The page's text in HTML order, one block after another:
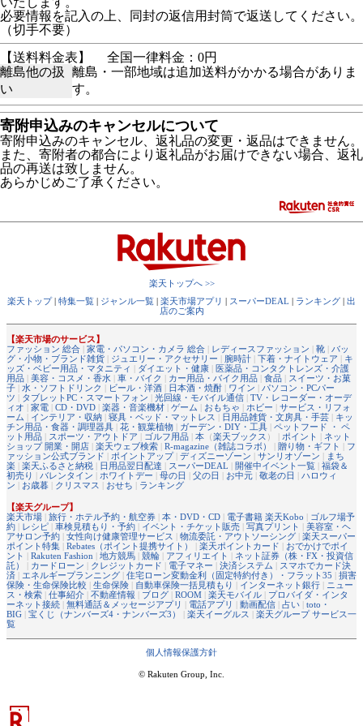
必要情報を記入の上、同封の返信用封筒で返送してください。
（切手不要）
【送料料金表】
全国一律料金：0円
離島他の扱
い
離島・一部地域は追加送料がかかる場合がありま
す。
寄附申込みのキャンセルについて
寄附申込みのキャンセル、返礼品の変更・返品はできません。
また、寄附者の都合により返礼品がお届けできない場合、返礼
品の再送は致しません。
あらかじめご了承ください。
楽天トップへ >>
楽天トップ| 特集一覧 | ジャンル一覧 | 楽天市場アプリ | スーパーDEAL | ランキング | 出
店のご案内
【楽天市場のサービス】
ファッション 総合 | 家電・パソコン・カメラ 総合 | レディースファッション | 靴 | バッ
グ・小物・ブランド雑貨 | ジュエリー・アクセサリー | 腕時計 | 下着・ナイトウェア | キ
ッズ・ベビー用品・マタニティ | ダイエット・健康 | 医薬品・コンタクトレンズ・介護
用品 | 美容・コスメ・香水 | 車・バイク | カー用品・バイク用品 | 食品 | スイーツ・お菓
子 | 水・ソフトドリンク | ビール・洋酒 | 日本酒・焼酎 | ワイン | パソコン・PCパー
ツ | タブレットPC・スマートフォン | 光回線・モバイル通信 | TV・レコーダー・オーデ
ィオ | 家電 | CD・DVD | 楽器・音楽機材 | ゲーム | おもちゃ | ホビー | サービス・リフォ
ーム | インテリア・収納 | 寝具・ベッド・マットレス | 日用品雑貨・文房具・手芸 | キッ
チン用品・食器・調理器具 | 花・観葉植物 | ガーデン・DIY・工具 | ペットフード ・ ペ
ット用品 | スポーツ・アウトドア | ゴルフ用品 | 本 （楽天ブックス ） | ポイント | ネット
ショップ 開業・開店 | 楽天ウェブ検索 | R-magazine（雑誌コラボ） | 贈り物・ギフト | フ
ァッション公式ブランド | ポイントアップ| ディズニーゾーン | サンリオゾーン | まち
楽 | 楽天ふるさと納税 | 日用品翌日配達 | スーパーDEAL | 開催中イベント一覧 | 福袋＆
初売り | バレンタイン | ホワイトデー | 母の日 | 父の日 | お中元 | 敬老の日 | ハロウィ
ン | お歳暮 | クリスマス | おせち | ランキング
【楽天グループ】
楽天市場 | 旅行・ホテル予約・航空券 | 本・DVD・CD | 電子書籍 楽天Kobo | ゴルフ場予
約 | レシピ | 車検見積もり・予約 | イベント・チケット販売 | 写真プリント | 美容室・ヘ
アサロン予約 | 女性向け健康管理サービス | 物流委託・アウトソーシング | 楽天スーパー
ポイント特集 | Rebates（ポイント提携サイト） | 楽天ポイントカード | おでかけでポイ
ント | Rakuten Fashion | 地方競馬 | 競輪 | アフィリエイト | ネット証券（株・FX・投資信
託）
| カードローン | クレジットカード | 電子マネー | 決済システム | スマホでカード決
済 | エネルギープランニング | 住宅ローン変動金利（固定特約付き）・フラット35 | 損害
保険・生命保険比較 | 生命保険 | 自動車保険一括見積もり | インターネット銀行 | ニュー
ス・検索 | 仕事紹介 | 不動産情報 | ブログ | ROOM | 楽天モバイル | プロバイダ・インタ
ーネット接続 | 無料通話＆メッセージアプリ | 電話アプリ | 動画配信 | 占い | toto・
BIG | 宝くじ（ナンバーズ4・ナンバーズ3） | 楽天イーグルス | 楽天グループ サービス一
覧
個人情報保護方針
© Rakuten Group, Inc.